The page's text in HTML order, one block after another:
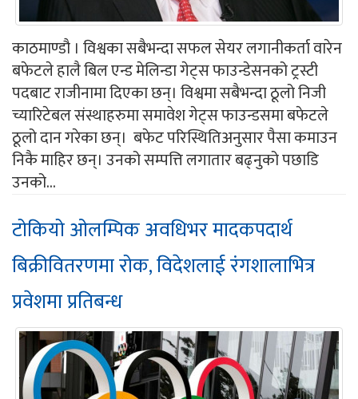
काठमाण्डौ । विश्वका सबैभन्दा सफल सेयर लगानीकर्ता वारेन
बफेटले हालै बिल एन्ड मेलिन्डा गेट्स फाउन्डेसनको ट्रस्टी
पदबाट राजीनामा दिएका छन्। विश्वमा सबैभन्दा ठूलो निजी
च्यारिटेबल संस्थाहरुमा समावेश गेट्स फाउन्डसमा बफेटले
ठूलो दान गरेका छन्। बफेट परिस्थितिअनुसार पैसा कमाउन
निकै माहिर छन्। उनको सम्पत्ति लगातार बढ्नुको पछाडि
उनको...
टोकियो ओलम्पिक अवधिभर मादकपदार्थ
बिक्रीवितरणमा रोक, विदेशलाई रंगशालाभित्र
प्रवेशमा प्रतिबन्ध